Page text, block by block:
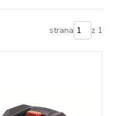
strana z 1